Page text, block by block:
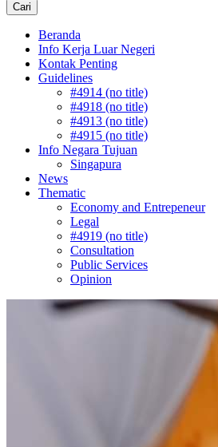
Beranda
Info Kerja Luar Negeri
Kontak Penting
Guidelines
#4914 (no title)
#4918 (no title)
#4913 (no title)
#4915 (no title)
Info Negara Tujuan
Singapura
News
Thematic
Economy and Entrepeneur
Legal
#4919 (no title)
Consultation
Public Services
Opinion